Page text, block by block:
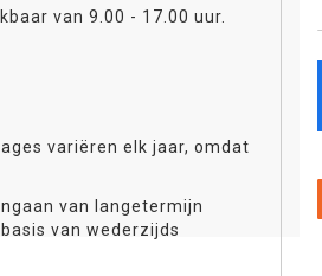
van 9.00 - 17.00 uur.
variëren elk jaar, omdat
van langetermijn
van wederzijds